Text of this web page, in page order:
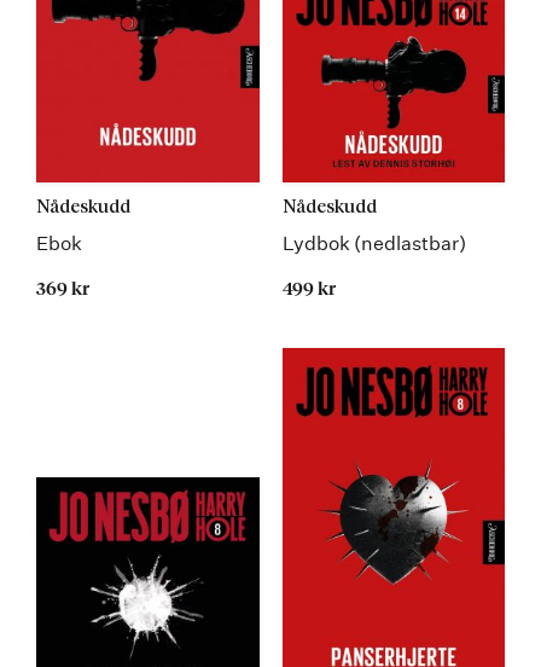
Nådeskudd
Ebok
369 kr
Nådeskudd
Lydbok (nedlastbar)
499 kr